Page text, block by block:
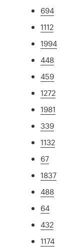
694
1112
1994
448
459
1272
1981
339
1132
67
1837
488
64
432
1174